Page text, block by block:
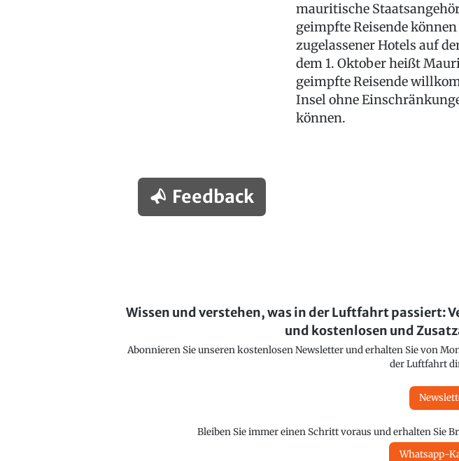
mauritische
geimpfte Reisende
zugelassener Hotels auf
dem 1. Oktober heißt
geimpfte Reisende
Insel ohne
können.
Feedback
Wissen und verstehen, was in der Luftfahrt passiert:
und kostenlosen und
Abonnieren Sie unseren kostenlosen Newsletter und erhalten Sie von
der Luftfahrt
Bleiben Sie immer einen Schritt voraus und erhalten Sie
Whatsapp-